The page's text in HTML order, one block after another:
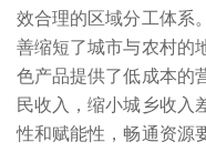
效合理的区域分工体系
善缩短了城市与农村的
色产品提供了低成本的
民收入，缩小城乡收入
性和赋能性，畅通资源